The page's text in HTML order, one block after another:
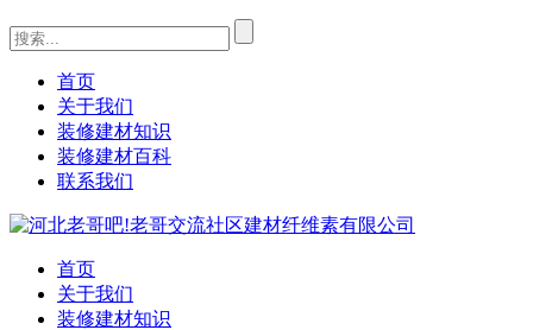
首页
关于我们
装修建材知识
装修建材百科
联系我们
首页
关于我们
装修建材知识